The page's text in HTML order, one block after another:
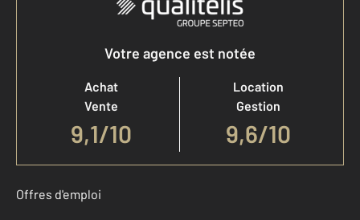
Votre agence est notée
Achat
Vente
9,1/10
Location
Gestion
9,6/10
Offres d'emploi